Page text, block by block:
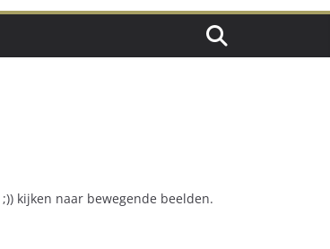
;)) kijken naar bewegende beelden.